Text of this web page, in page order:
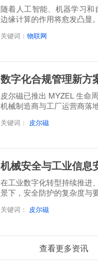
随着人工智能、机器学习
边缘计算的作用将愈发凸显
关键词： 物联网
数字化合规管理新方
皮尔磁已推出 MYZEL 生命
机械制造商与工厂运营商落
关键词： 皮尔磁
机械安全与工业信息
在工业数字化转型持续推进
景下，安全防护的复杂度与
关键词： 皮尔磁
查看更多资讯